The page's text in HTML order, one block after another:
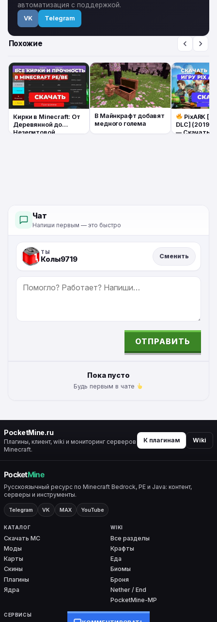
автоматизация с поддержкой.
VK Telegram
Похожие
Кирки в Minecraft: От
Деревянной до
Незеритовой
В Майнкрафт добавят
медного голема
PixARK
DLC] (2019,
— Скачать
Чат
Напиши первым — это быстро
ТЫ
Колы9719 Сменить
СООБЩЕНИЕ
ОТПРАВИТЬ
Пока пусто
Будь первым в чате
PocketMine.ru
Плагины, клиент, wiki и мониторинг серверов
Minecraft.
К плагинам Wiki
Русскоязычный ресурс по Minecraft Bedrock, PE и Java: контент,
серверы и инструменты.
Telegram VK MAX YouTube
КАТАЛОГ
Скачать MC
Моды
Карты
Скины
Плагины
Ядра
WIKI
Все разделы
Крафты
Еда
Биомы
Броня
Nether / End
PocketMine-MP
СЕРВИСЫ ПРОЕКТ